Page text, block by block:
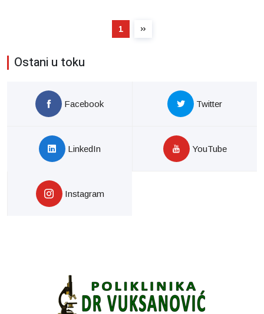
1
Ostani u toku
Facebook Twitter
LinkedIn YouTube
Instagram